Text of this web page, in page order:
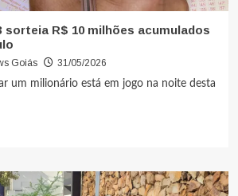
sorteia R$ 10 milhões acumulados
Goiás
31/05/2026
um milionário está em jogo na noite desta